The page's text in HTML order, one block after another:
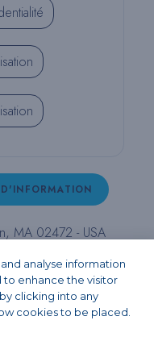
MA 02472 - USA
6666 - F (617) 926-
YouTube
analyse information
to enhance the visitor
clicking into any
cookies to be placed.